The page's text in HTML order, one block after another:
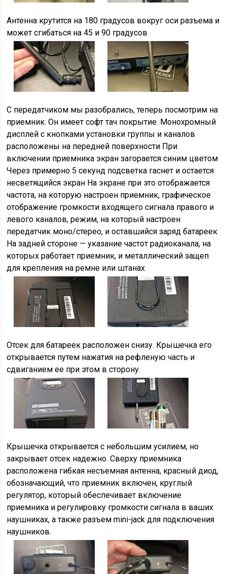
Антенна крутится на 180 градусов вокруг оси разъема и
может сгибаться на 45 и 90 градусов
С передатчиком мы разобрались, теперь посмотрим на
приемник. Он имеет софт тач покрытие. Монохромный
дисплей с кнопками установки группы и каналов
расположены на передней поверхности При
включении приемника экран загорается синим цветом
Через примерно 5 секунд подсветка гаснет и остается
несветящийся экран На экране при это отображается
частота, на которую настроен приемник, графическое
отображение громкости входящего сигнала правого и
левого каналов, режим, на который настроен
передатчик моно/стерео, и оставшийся заряд батареек
На задней стороне — указание частот радиоканала, на
которых работает приемник, и металлический защеп
для крепления на ремне или штанах
Отсек для батареек расположен снизу. Крышечка его
открывается путем нажатия на рефленую часть и
сдвиганием ее при этом в сторону.
Крышечка открывается с небольшим усилием, но
закрывает отсек надежно. Сверху приемника
расположена гибкая несъемная антенна, красный диод,
обозначающий, что приемник включен, круглый
регулятор, который обеспечивает включение
приемника и регулировку громкости сигнала в ваших
наушниках, а также разъем mini-jack для подключения
наушников.